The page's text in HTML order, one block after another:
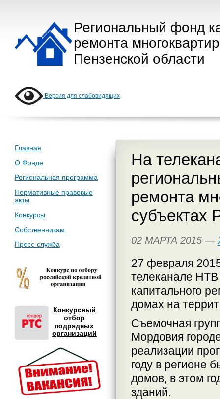
Региональный фонд
ремонта
Пензенской области
Версия для слабовидящих
Главная
О Фонде
Региональная программа
Нормативные правовые
акты
Конкурсы
Собственникам
Пресс-служба
Конкурсный
отбор
подрядных
организаций
На
ремонта
субъектах
02 МАРТА 2015 —
27 февраля
телеканале НТВ
капитального
домах на
Съемочная
Мордовия
реализации
году в регионе
домов, в этом
зданий.